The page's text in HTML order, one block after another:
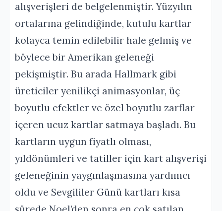
alışverişleri de belgelenmiştir. Yüzyılın
ortalarına gelindiğinde, kutulu kartlar
kolayca temin edilebilir hale gelmiş ve
böylece bir Amerikan geleneği
pekişmiştir. Bu arada Hallmark gibi
üreticiler yenilikçi animasyonlar, üç
boyutlu efektler ve özel boyutlu zarflar
içeren ucuz kartlar satmaya başladı. Bu
kartların uygun fiyatlı olması,
yıldönümleri ve tatiller için kart alışverişi
geleneğinin yaygınlaşmasına yardımcı
oldu ve Sevgililer Günü kartları kısa